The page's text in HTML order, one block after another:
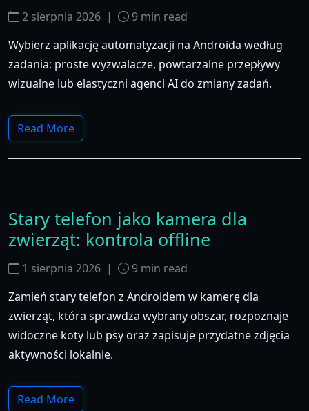
2 sierpnia 2026 | 9 min read
Wybierz aplikację automatyzacji na Androida według
zadania: proste wyzwalacze, powtarzalne przepływy
wizualne lub elastyczni agenci AI do zmiany zadań.
Read More
Stary telefon jako kamera dla
zwierząt: kontrola offline
1 sierpnia 2026 | 9 min read
Zamień stary telefon z Androidem w kamerę dla
zwierząt, która sprawdza wybrany obszar, rozpoznaje
widoczne koty lub psy oraz zapisuje przydatne zdjęcia
aktywności lokalnie.
Read More